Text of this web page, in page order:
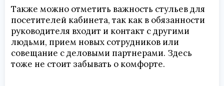
Также можно отметить важность стульев для
посетителей кабинета, так как в обязанности
руководителя входит и контакт с другими
людьми, прием новых сотрудников или
совещание с деловыми партнерами. Здесь
тоже не стоит забывать о комфорте.